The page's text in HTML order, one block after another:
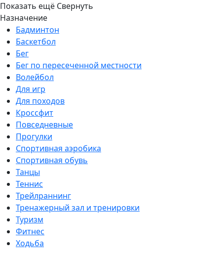
Показать ещё Свернуть
Назначение
Бадминтон
Баскетбол
Бег
Бег по пересеченной местности
Волейбол
Для игр
Для походов
Кроссфит
Повседневные
Прогулки
Спортивная аэробика
Спортивная обувь
Танцы
Теннис
Трейлраннинг
Тренажерный зал и тренировки
Туризм
Фитнес
Ходьба